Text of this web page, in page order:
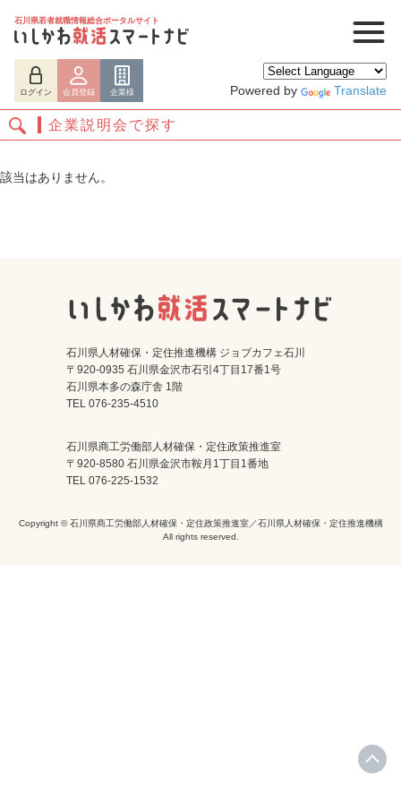
石川県若者就職情報総合ポータルサイト
ログイン 会員登録 企業様 Powered by Translate
ログイン 会員登録
企業説明会で探す
該当はありません。
石川県人材確保・定住推進機構 ジョブカフェ石川
〒920-0935 石川県金沢市石引4丁目17番1号
石川県本多の森庁舎 1階
TEL 076-235-4510
石川県商工労働部人材確保・定住政策推進室
〒920-8580 石川県金沢市鞍月1丁目1番地
TEL 076-225-1532
Copyright © 石川県商工労働部人材確保・定住政策推進室／石川県人材確保・定住推進機構
All rights reserved.